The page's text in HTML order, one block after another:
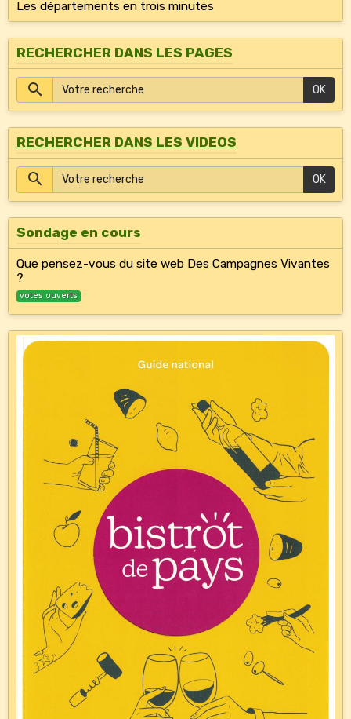
Les départements en trois minutes
RECHERCHER DANS LES PAGES
OK
RECHERCHER DANS LES VIDEOS
OK
Sondage en cours
Que pensez-vous du site web Des Campagnes Vivantes
?
votes ouverts